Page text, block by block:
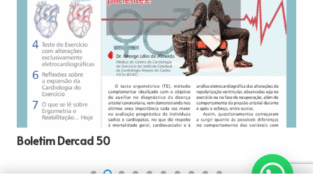
Boletim Dercad 50